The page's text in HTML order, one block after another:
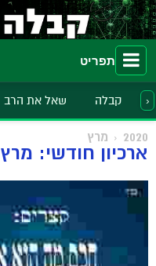
תפריט
קבלה שאל את הרב ›
2020 מרץ
ארכיון חודשי: מרץ 2020